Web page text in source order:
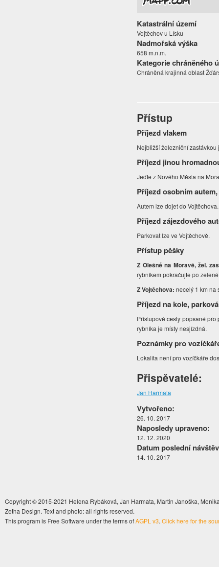
Katastrální území
Vojtěchov u Lísku
Nadmořská výška
658 m.n.m.
Kategorie chráněného
Chráněná krajinná oblast
Přístup
Příjezd vlakem
Nejbližší železniční
Příjezd jinou
Jeďte z Nového Města na
Příjezd osobním
Autem lze dojet do
Příjezd zájezdového
Parkovat lze ve Vojtěchově.
Přístup pěšky
Z Olešné na Moravě, žel.
rybníkem pokračujte po
Z Vojtěchova:necelý 1 km na
Příjezd na kole,
Přístupové cesty popsané
rybníka je místy nesjízdná.
Poznámky pro
Lokalita není pro vozíčkáře
Přispěvatelé:
Jan Harmata
Vytvořeno:
26. 10. 2017
Naposledy upraveno:
12. 12. 2020
Datum poslední
14. 10. 2017
Copyright © 2015-2021 Helena Rybáková, Jan Harmata, Martin Janoška,
Zetha Design. Text and photo: all rights reserved.
This program is Free Software under the terms ofAGPL v3. Click here for the